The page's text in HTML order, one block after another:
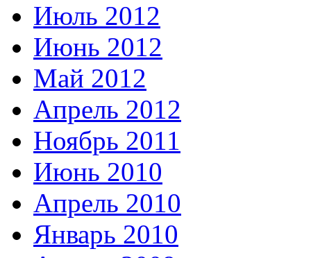
Июль 2012
Июнь 2012
Май 2012
Апрель 2012
Ноябрь 2011
Июнь 2010
Апрель 2010
Январь 2010